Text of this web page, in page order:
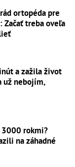
ortopéda pre
Začať treba oveľa
a zažila život
už nebojím,
3000 rokmi?
na záhadné